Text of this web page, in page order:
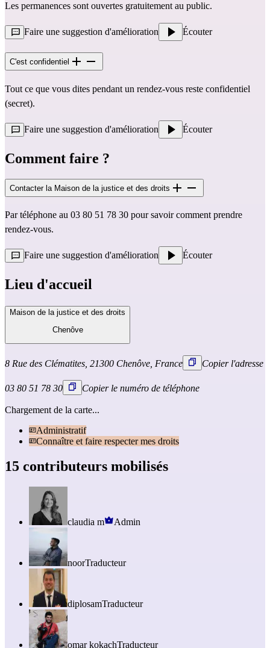
Les permanences sont ouvertes gratuitement au public.
Faire une suggestion d'amélioration Écouter
C'est confidentiel
Tout ce que vous dites pendant un rendez-vous reste confidentiel
(secret).
Faire une suggestion d'amélioration Écouter
Comment faire ?
Contacter la Maison de la justice et des droits
Par téléphone au 03 80 51 78 30 pour savoir comment prendre
rendez-vous.
Faire une suggestion d'amélioration Écouter
Lieu d'accueil
Maison de la justice et des droits
Chenôve
8 Rue des Clématites, 21300 Chenôve, France Copier l'adresse
03 80 51 78 30 Copier le numéro de téléphone
Chargement de la carte...
Administratif
Connaître et faire respecter mes droits
15 contributeurs mobilisés
claudia m Admin
noorTraducteur
diplosamTraducteur
omar kokachTraducteur